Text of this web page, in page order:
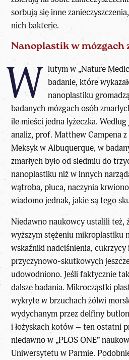
sorbują się inne
nich bakterie.
Nanoplastik w mózgach
W lutym w „Nature
badanie, które
nanoplastiku
badanych mózgach osób
ile mieści jedna łyżeczka.
analiz, prof. Matthew Campena
Meksyk w Albuquerque, w
zmarłych było od siedmiu do
nanoplastiku niż w innych
wątroba, płuca, naczynia
wiadomo jednak, jakie są tego
Niedawno naukowcy ustalili też,
wyższym stężeniu mikroplastiku
wskaźniki nadciśnienia, cukrzycy
przyczynowo-skutkowych
udowodniono. Jeśli faktycznie
dalsze badania. Mikrocząstki
wykryte w brzuchach żółwi
wydychanym przez delfiny
i łożyskach kotów – ten ostatni
niedawno w „PLOS ONE”
Uniwersytetu w Parmie.